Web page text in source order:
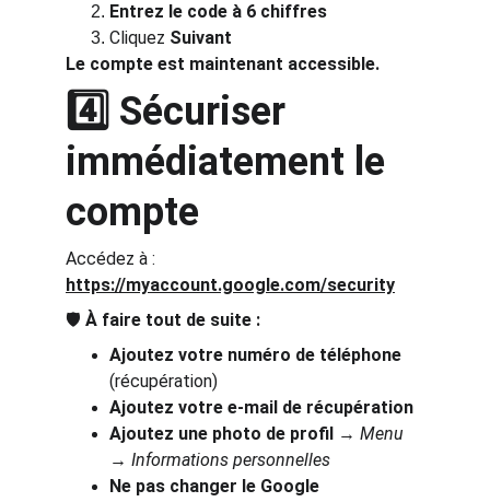
Entrez le code à 6 chiffres
Cliquez Suivant
Le compte est maintenant accessible.
4️⃣ Sécuriser
immédiatement le
compte
Accédez à :
https://myaccount.google.com/security
🛡️ À faire tout de suite :
Ajoutez votre numéro de téléphone
(récupération)
Ajoutez votre e-mail de récupération
Ajoutez une photo de profil → Menu
→ Informations personnelles
Ne pas changer le Google